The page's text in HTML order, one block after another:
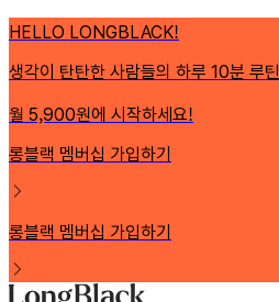
HELLO LONGBLACK!
생각이 탄탄한 사람들의 하루 10분 루틴
월 5,900원에 시작하세요!
롱블랙 멤버십 가입하기
롱블랙 멤버십 가입하기